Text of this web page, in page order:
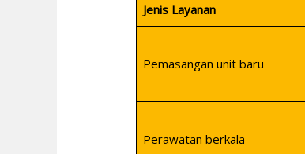
Jenis Layanan
Pemasangan unit baru
Perawatan berkala